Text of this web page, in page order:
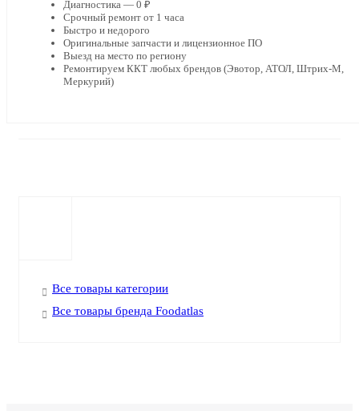
Диагностика — 0 ₽
Срочный ремонт от 1 часа
Быстро и недорого
Оригинальные запчасти и лицензионное ПО
Выезд на место по региону
Ремонтируем ККТ любых брендов (Эвотор, АТОЛ, Штрих-М,
Меркурий)
Все товары категории
Все товары бренда Foodatlas